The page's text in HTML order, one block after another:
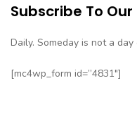
Subscribe To
Daily. Someday is not a
[mc4wp_form id=”4831″]